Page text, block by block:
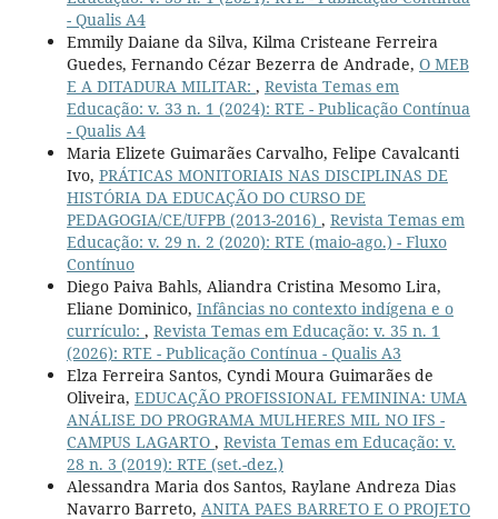
- Qualis A4
Emmily Daiane da Silva, Kilma Cristeane Ferreira
Guedes, Fernando Cézar Bezerra de Andrade, O MEB
E A DITADURA MILITAR: , Revista Temas em
Educação: v. 33 n. 1 (2024): RTE - Publicação Contínua
- Qualis A4
Maria Elizete Guimarães Carvalho, Felipe Cavalcanti
Ivo, PRÁTICAS MONITORIAIS NAS DISCIPLINAS DE
HISTÓRIA DA EDUCAÇÃO DO CURSO DE
PEDAGOGIA/CE/UFPB (2013-2016) , Revista Temas em
Educação: v. 29 n. 2 (2020): RTE (maio-ago.) - Fluxo
Contínuo
Diego Paiva Bahls, Aliandra Cristina Mesomo Lira,
Eliane Dominico, Infâncias no contexto indígena e o
currículo: , Revista Temas em Educação: v. 35 n. 1
(2026): RTE - Publicação Contínua - Qualis A3
Elza Ferreira Santos, Cyndi Moura Guimarães de
Oliveira, EDUCAÇÃO PROFISSIONAL FEMININA: UMA
ANÁLISE DO PROGRAMA MULHERES MIL NO IFS -
CAMPUS LAGARTO , Revista Temas em Educação: v.
28 n. 3 (2019): RTE (set.-dez.)
Alessandra Maria dos Santos, Raylane Andreza Dias
Navarro Barreto, ANITA PAES BARRETO E O PROJETO